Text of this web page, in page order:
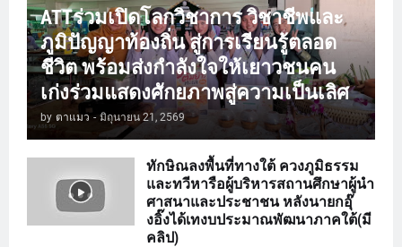
ATTร่วมเปิดโลกวิชาการ วิชาชีพและ
ภูมิปัญญาท้องถิ่น สู่การเรียนรู้ตลอด
ชีวิต พร้อมส่งกำลังใจให้เยาวชนคน
เก่งร่วมแสดงศักยภาพสู่ความเป็นเลิศ
by ตาแมว - มิถุนายน 21, 2569
ทักษิณลงพื้นที่ทางใต้ ควงภูมิธรรม
และทวีหารือผู้บริหารสถานศึกษาผู้นำ
ศาสนาและประชาชน หลังนายกอุ๊
งอิ๊งได้เทงบประมาณพัฒนาภาคใต้(มี
คลิป)